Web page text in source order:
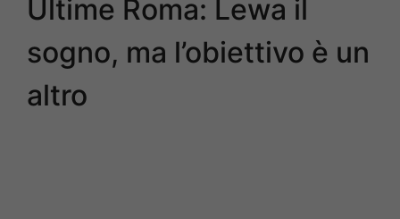
Ultime Roma: Lewa il
sogno, ma l’obiettivo è un
altro